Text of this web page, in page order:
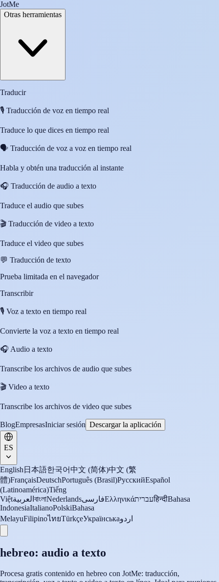
JotMe
Otras herramientas
Traducir
🎙️ Traducción de voz en tiempo real
Traduce lo que dices en tiempo real
🗣️ Traducción de voz a voz en tiempo real
Habla y obtén una traducción al instante
🎧 Traducción de audio a texto
Traduce el audio que subes
🎬 Traducción de video a texto
Traduce el video que subes
💬 Traducción de texto
Prueba limitada en el navegador
Transcribir
🎙️ Voz a texto en tiempo real
Convierte la voz a texto en tiempo real
🎧 Audio a texto
Transcribe los archivos de audio que subes
🎬 Video a texto
Transcribe los archivos de video que subes
BlogEmpresasIniciar sesión Descargar la aplicación
ES
English 日本語한국어中文 (简体)中文 (繁
體)FrançaisDeutschPortuguês (Brasil)РусскийEspañol
(Latinoamérica)Tiếng
Việtالعربية বাংলাNederlandsفارسیΕλληνικάעבריתहिन्दीBahasa
IndonesiaItalianoPolskiBahasa
MelayuFilipinoไทยTürkçeУкраїнськаاردو
hebreo: audio a texto
Procesa gratis contenido en hebreo con JotMe: traducción,